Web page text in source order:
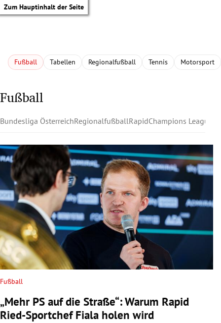
Zum Hauptinhalt der Seite
Untermenü
Untermenü
Untermenü
Untermenü
Untermenü
Fußball Tabellen Regionalfußball Tennis Motorsport
Fußball
Bundesliga ÖsterreichRegionalfußballRapidChampions League
Fußball
„Mehr PS auf die Straße“: Warum Rapid
Ried-Sportchef Fiala holen wird